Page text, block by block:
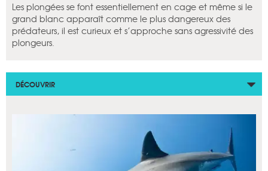
Les plongées se font essentiellement en cage et même si le
grand blanc apparaît comme le plus dangereux des
prédateurs, il est curieux et s’approche sans agressivité des
plongeurs.
DÉCOUVRIR